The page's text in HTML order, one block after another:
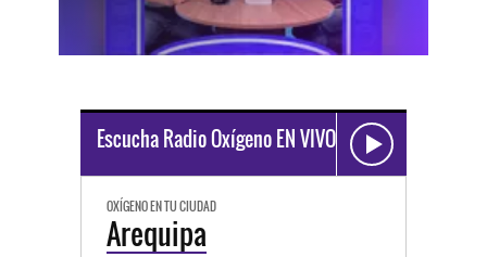
Escucha Radio Oxígeno EN VIVO
OXÍGENO EN TU CIUDAD
Arequipa